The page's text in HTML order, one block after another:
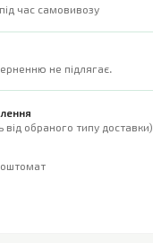
час самовивозу
не підлягає.
обраного типу доставки)